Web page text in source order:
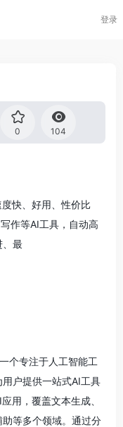
登录
0 104
快、好用、性价比
作等AI工具，自动高
、最
个专注于人工智能工
户提供一站式AI工具
用，覆盖文本生成、
等多个领域。通过分